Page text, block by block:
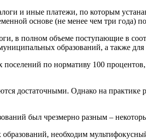
и иные платежи, по которым
основе (не менее чем три года)
в полном объеме поступающие в
образований, а также
по нормативу 100
достаточными. Однако на практике
был чрезмерно разным –
необходим